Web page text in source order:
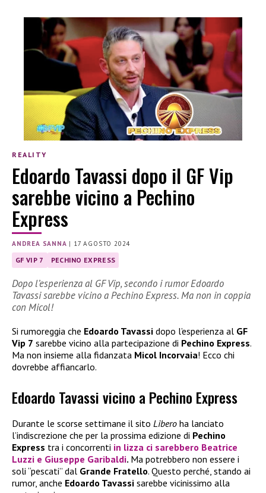
REALITY
Edoardo Tavassi dopo il GF Vip
sarebbe vicino a Pechino
Express
ANDREA SANNA | 17 AGOSTO 2024
GF VIP 7 PECHINO EXPRESS
Dopo l’esperienza al GF Vip, secondo i rumor Edoardo
Tavassi sarebbe vicino a Pechino Express. Ma non in coppia
con Micol!
Si rumoreggia che Edoardo Tavassi dopo l’esperienza al GF
Vip 7 sarebbe vicino alla partecipazione di Pechino Express.
Ma non insieme alla fidanzata Micol Incorvaia! Ecco chi
dovrebbe affiancarlo.
Edoardo Tavassi vicino a Pechino Express
Durante le scorse settimane il sito Libero ha lanciato
l’indiscrezione che per la prossima edizione di Pechino
Express tra i concorrenti in lizza ci sarebbero Beatrice
Luzzi e Giuseppe Garibaldi. Ma potrebbero non essere i
soli “pescati” dal Grande Fratello. Questo perché, stando ai
rumor, anche Edoardo Tavassi sarebbe vicinissimo alla